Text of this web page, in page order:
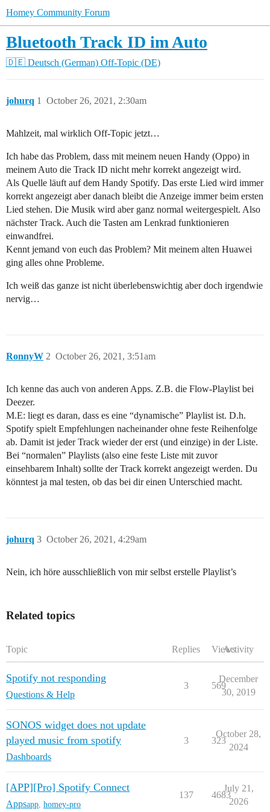
Homey Community Forum
Bluetooth Track ID im Auto
🇩🇪 Deutsch (German) Off-Topic (DE)
johurq October 26, 2021, 2:30am
1
Mahlzeit, mal wirklich Off-Topic jetzt…
Ich habe das Problem, dass mit meinem neuen Handy (Oppo) in
meinem Auto die Track ID nicht mehr korrekt angezeigt wird.
Als Quelle läuft auf dem Handy Spotify. Das erste Lied wird immer
korrekt angezeigt aber danach bleibt die Anzeige immer beim ersten
Lied stehen. Die Musik wird aber ganz normal weitergespielt. Also
nächster Track. Auch die Tasten am Lenkrad funktionieren
einwandfrei.
Kennt jemand von euch das Problem? Mit meinem alten Huawei
ging alles ohne Probleme.
Ich weiß das ganze ist nicht überlebenswichtig aber doch irgendwie
nervig…
RonnyW October 26, 2021, 3:51am
2
Ich kenne das auch von anderen Apps. Z.B. die Flow-Playlist bei
Deezer.
M.E: liegt es daran, dass es eine “dynamische” Playlist ist. D.h.
Spotify spielt Empfehlungen nacheinander ohne feste Reihenfolge
ab. Damit ist jeder Track wieder der erst (und einzige) in der Liste.
Bei “normalen” Playlists (also eine feste Liste mit zuvor
einsehbarem Inhalt) sollte der Track korrekt angezeigt werden. Du
könntest ja mal testen, ob das bei dir einen Unterschied macht.
johurq October 26, 2021, 4:29am
3
Nein, ich höre ausschließlich von mir selbst erstelle Playlist’s
Related topics
Topic Replies ViewsActivity
Spotify not responding
Questions & Help
3 569
December
30, 2019
SONOS widget does not update
played music from spotify
Dashboards
3 323
October 28,
2024
[APP][Pro] Spotify Connect
Appsapp homey-pro
137 4683
July 21,
2026